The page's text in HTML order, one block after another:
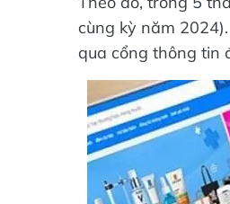
Theo đó, trong 5
cùng kỳ năm
qua cổng thông tin